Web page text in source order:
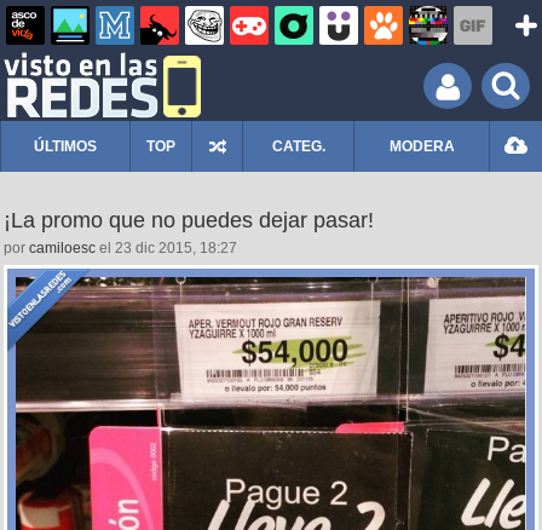
ÚLTIMOS TOP CATEG. MODERA
¡La promo que no puedes dejar pasar!
por camiloesc el 23 dic 2015, 18:27